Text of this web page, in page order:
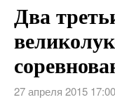
Два
27 апреля 2015 17:00